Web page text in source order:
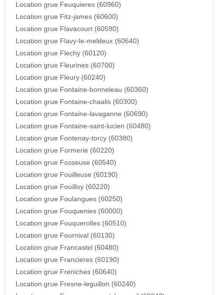
Location grue Feuquieres (60960)
Location grue Fitz-james (60600)
Location grue Flavacourt (60590)
Location grue Flavy-le-meldeux (60640)
Location grue Flechy (60120)
Location grue Fleurines (60700)
Location grue Fleury (60240)
Location grue Fontaine-bonneleau (60360)
Location grue Fontaine-chaalis (60300)
Location grue Fontaine-lavaganne (60690)
Location grue Fontaine-saint-lucien (60480)
Location grue Fontenay-torcy (60380)
Location grue Formerie (60220)
Location grue Fosseuse (60540)
Location grue Fouilleuse (60190)
Location grue Fouilloy (60220)
Location grue Foulangues (60250)
Location grue Fouquenies (60000)
Location grue Fouquerolles (60510)
Location grue Fournival (60130)
Location grue Francastel (60480)
Location grue Francieres (60190)
Location grue Freniches (60640)
Location grue Fresne-leguillon (60240)